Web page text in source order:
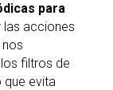
para
las acciones
filtros de
que evita